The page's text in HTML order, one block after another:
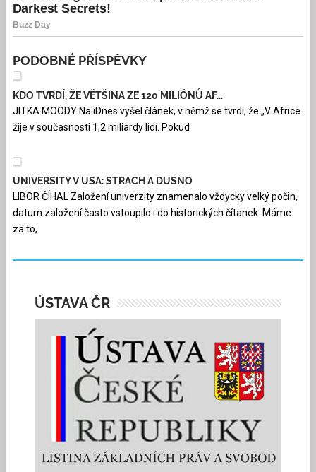
PODOBNÉ PŘÍSPĚVKY
KDO TVRDÍ, ŽE VĚTŠINA ZE 120 MILIÓNŮ AF...
JITKA MOODY Na iDnes vyšel článek, v němž se tvrdí, že „V Africe
žije v současnosti 1,2 miliardy lidí. Pokud
UNIVERSITY V USA: STRACH A DUSNO
LIBOR ČÍHAL Založení univerzity znamenalo vždycky velký počin,
datum založení často vstoupilo i do historických čítanek. Máme
za to,
ÚSTAVA ČR